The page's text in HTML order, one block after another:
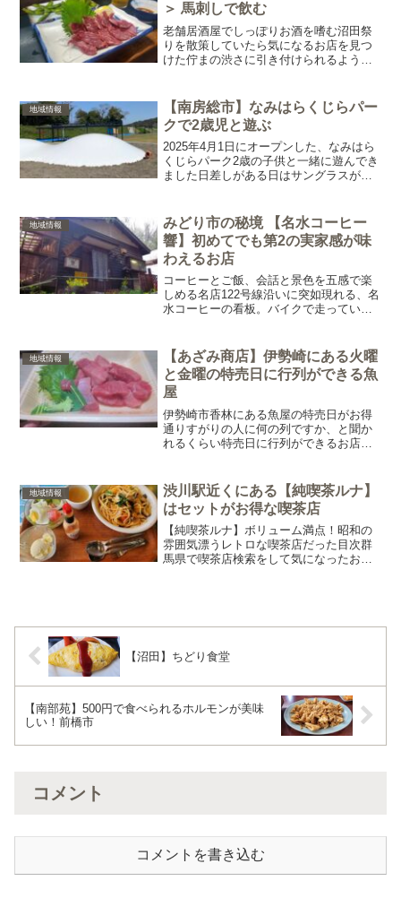
＞ 馬刺しで飲む
老舗居酒屋でしっぽりお酒を嗜む沼田祭
りを散策していたら気になるお店を見つ
けた佇まの渋さに引き付けられるよう暖
【駒】メニューは壁に貼り付けられてい
るおつまみ系はこちら たこ...
地域情報
【南房総市】なみはらくじらパー
クで2歳児と遊ぶ
2025年4月1日にオープンした、なみはら
くじらパーク2歳の子供と一緒に遊んでき
ました日差しがある日はサングラスがあ
下で子供を待つとき裸眼だと目が痛くな
る...もくじ全...
地域情報
みどり市の秘境 【名水コーヒー
響】初めてでも第2の実家感が味
わえるお店
コーヒーとご飯、会話と景色を五感で楽
しめる名店122号線沿いに突如現れる、名
水コーヒーの看板。バイクで走っていた
にもてなされること間違いなし一度行っ
たら忘れられない名店...
地域情報
【あざみ商店】伊勢崎にある火曜
と金曜の特売日に行列ができる魚
屋
伊勢崎市香林にある魚屋の特売日がお得
通りすがりの人に何の列ですか、と聞か
れるくらい特売日に行列ができるお店あ
売日でない日に通常営業もしている営業
日 月：11:00～1...
地域情報
渋川駅近くにある【純喫茶ルナ】
はセットがお得な喫茶店
【純喫茶ルナ】ボリューム満点！昭和の
雰囲気漂うレトロな喫茶店だった目次群
馬県で喫茶店検索をして気になったお店
【沼田】ちどり食堂
【南部苑】500円で食べられるホルモンが美味
しい！前橋市
コメント
コメントを書き込む